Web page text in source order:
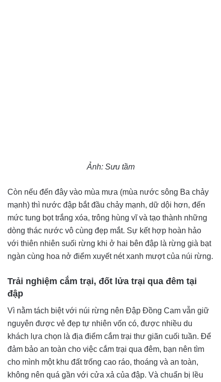
Ảnh: Sưu tầm
Còn nếu đến đây vào mùa mưa (mùa nước sông Ba chảy
mạnh) thì nước đập bắt đầu chảy mạnh, dữ dội hơn, đến
mức tung bọt trắng xóa, trông hùng vĩ và tạo thành những
dòng thác nước vô cùng đẹp mắt. Sự kết hợp hoàn hảo
với thiên nhiên suối rừng khi ở hai bên đập là rừng già bạt
ngàn cùng hoa nở điểm xuyết nét xanh mượt của núi rừng.
Trải nghiệm cắm trại, đốt lửa trại qua đêm tại
đập
Vì nằm tách biệt với núi rừng nên Đập Đồng Cam vẫn giữ
nguyên được vẻ đẹp tự nhiên vốn có, được nhiều du
khách lựa chọn là địa điểm cắm trại thư giãn cuối tuần. Để
đảm bảo an toàn cho việc cắm trại qua đêm, bạn nên tìm
cho mình một khu đất trống cao ráo, thoáng và an toàn,
không nên quá gần với cửa xả của đập. Và chuẩn bị lều